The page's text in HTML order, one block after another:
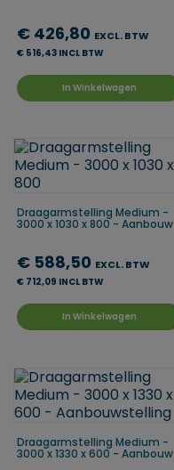
€ 426,80 EXCL. BTW
€ 516,43 INCL BTW
In Winkelwagen
Draagarmstelling Medium -
3000 x 1030 x 800 - Aanbouw
€ 588,50 EXCL. BTW
€ 712,09 INCL BTW
In Winkelwagen
Draagarmstelling Medium -
3000 x 1330 x 600 - Aanbouw